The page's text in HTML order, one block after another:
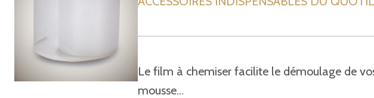
Le film à chemiser facilite le démoulage de
mousse…